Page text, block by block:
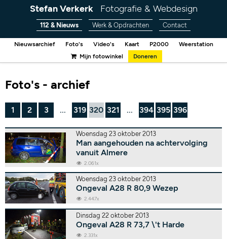
Stefan Verkerk Fotografie & Webdesign
112 & Nieuws Werk & Opdrachten Contact
Nieuwsarchief Foto's Video's Kaart P2000
Weerstation
Mijn fotowinkel
Doneren
Foto's - archief
1 2 3 ... 319 320 321 ... 394 395 396
Woensdag 23 oktober 2013
Man aangehouden na achtervolging
vanuit Almere
2.061x
Woensdag 23 oktober 2013
Ongeval A28 R 80,9 Wezep
2.447x
Dinsdag 22 oktober 2013
Ongeval A28 R 73,7 \'t Harde
2.331x